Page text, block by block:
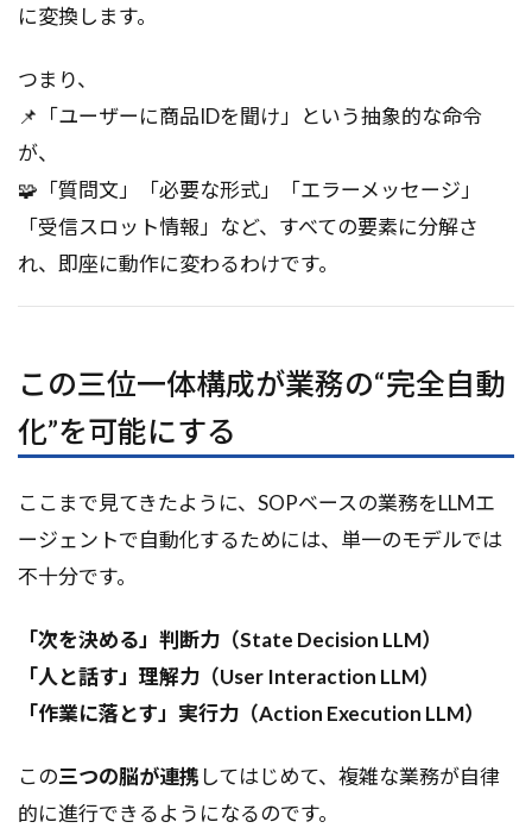
に変換します。
つまり、
📌「ユーザーに商品IDを聞け」という抽象的な命令
が、
🧩「質問文」「必要な形式」「エラーメッセージ」
「受信スロット情報」など、すべての要素に分解さ
れ、即座に動作に変わるわけです。
この三位一体構成が業務の“完全自動
化”を可能にする
ここまで見てきたように、SOPベースの業務をLLMエ
ージェントで自動化するためには、単一のモデルでは
不十分です。
「次を決める」判断力（State Decision LLM）
「人と話す」理解力（User Interaction LLM）
「作業に落とす」実行力（Action Execution LLM）
この三つの脳が連携 してはじめて、複雑な業務が自律
的に進行できるようになるのです。